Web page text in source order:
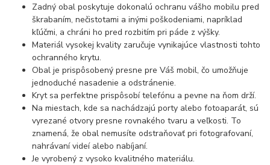
Zadný obal poskytuje dokonalú ochranu vášho mobilu pred
škrabaním, nečistotami a inými poškodeniami, napríklad
kľúčmi, a chráni ho pred rozbitím pri páde z výšky.
Materiál vysokej kvality zaručuje vynikajúce vlastnosti tohto
ochranného krytu.
Obal je prispôsobený presne pre Váš mobil, čo umožňuje
jednoduché nasadenie a odstránenie.
Kryt sa perfektne prispôsobí telefónu a pevne na ňom drží.
Na miestach, kde sa nachádzajú porty alebo fotoaparát, sú
vyrezané otvory presne rovnakého tvaru a veľkosti. To
znamená, že obal nemusíte odstraňovať pri fotografovaní,
nahrávaní videí alebo nabíjaní.
Je vyrobený z vysoko kvalitného materiálu.